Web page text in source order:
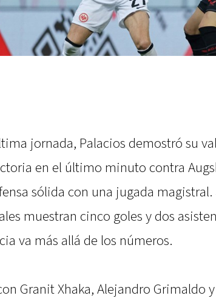
jornada, Palacios demostró su
en el último minuto contra
sólida con una jugada magistral.
muestran cinco goles y dos
va más allá de los números.
Granit Xhaka, Alejandro Grimaldo